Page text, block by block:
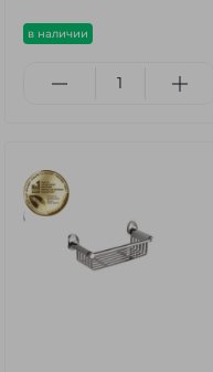
в наличии